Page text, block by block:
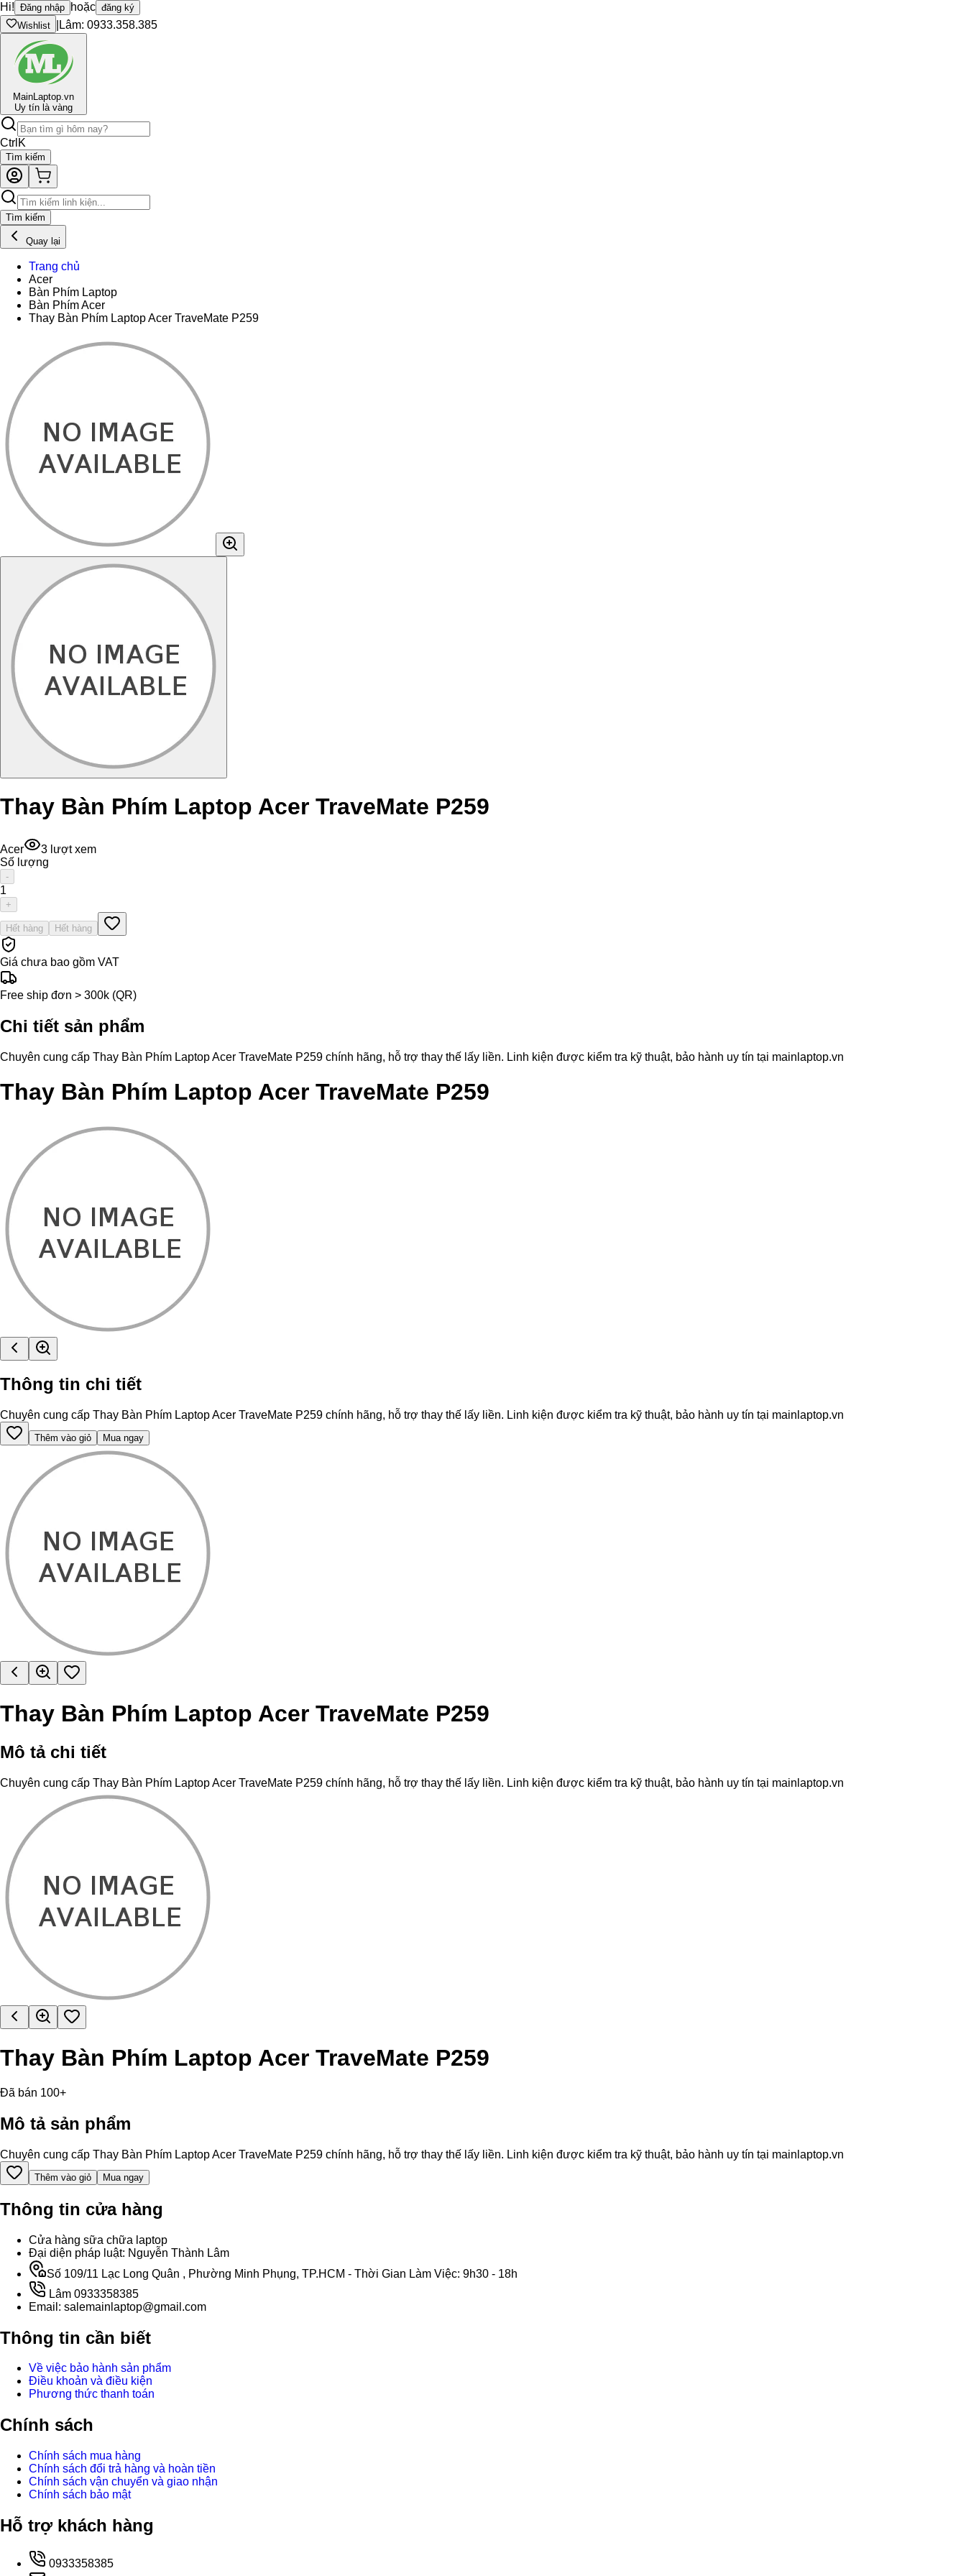
Hi! Đăng nhập hoặc đăng ký
Wishlist
Lâm: 0933.358.385
MainLaptop.vn
Uy tín là vàng
Ctrl K
Tìm kiếm
Tìm kiếm
Quay lại
Trang chủ
Acer
Bàn Phím Laptop
Bàn Phím Acer
Thay Bàn Phím Laptop Acer TraveMate P259
Thay Bàn Phím Laptop Acer TraveMate P259
Acer 3 lượt xem
Số lượng
-
1
+
Hết hàng Hết hàng
Giá chưa bao gồm VAT
Free ship đơn > 300k (QR)
Chi tiết sản phẩm
Chuyên cung cấp Thay Bàn Phím Laptop Acer TraveMate P259 chính hãng, hỗ trợ thay thế lấy liền. Linh kiện được kiểm tra kỹ thuật, bảo hành uy tín tại mainlaptop.vn
Thay Bàn Phím Laptop Acer TraveMate P259
Thông tin chi tiết
Chuyên cung cấp Thay Bàn Phím Laptop Acer TraveMate P259 chính hãng, hỗ trợ thay thế lấy liền. Linh kiện được kiểm tra kỹ thuật, bảo hành uy tín tại mainlaptop.vn
Thêm vào giỏ Mua ngay
Thay Bàn Phím Laptop Acer TraveMate P259
Mô tả chi tiết
Chuyên cung cấp Thay Bàn Phím Laptop Acer TraveMate P259 chính hãng, hỗ trợ thay thế lấy liền. Linh kiện được kiểm tra kỹ thuật, bảo hành uy tín tại mainlaptop.vn
Thay Bàn Phím Laptop Acer TraveMate P259
Đã bán 100+
Mô tả sản phẩm
Chuyên cung cấp Thay Bàn Phím Laptop Acer TraveMate P259 chính hãng, hỗ trợ thay thế lấy liền. Linh kiện được kiểm tra kỹ thuật, bảo hành uy tín tại mainlaptop.vn
Thêm vào giỏ Mua ngay
Thông tin cửa hàng
Cửa hàng sữa chữa laptop
Đại diện pháp luật: Nguyễn Thành Lâm
Số 109/11 Lạc Long Quân , Phường Minh Phụng, TP.HCM - Thời Gian Làm Việc: 9h30 - 18h
Lâm 0933358385
Email: salemainlaptop@gmail.com
Thông tin cần biết
Về việc bảo hành sản phẩm
Điều khoản và điều kiện
Phương thức thanh toán
Chính sách
Chính sách mua hàng
Chính sách đổi trả hàng và hoàn tiền
Chính sách vận chuyển và giao nhận
Chính sách bảo mật
Hỗ trợ khách hàng
0933358385